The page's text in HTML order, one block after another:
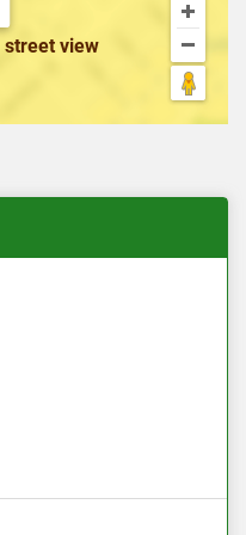
street view